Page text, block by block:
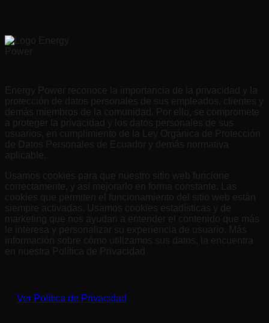
Energy Power reconoce la importancia de la privacidad y la
protección de datos personales de sus empleados, clientes y
demás miembros de la comunidad. Por ello, se compromete
a proteger la privacidad y los datos personales de sus
usuarios, en cumplimiento de la Ley Orgánica de Protección
de Datos Personales de Ecuador y demás normativa
aplicable.
Usamos cookies para que nuestro sitio web funcione
correctamente, y así mejorarlo en forma constante. Las
cookies que permiten el funcionamiento del sitio web están
siempre activadas. Usamos cookies estadísticas y de
marketing que nos ayudan a entender el contenido que más
le interesa y personalizar su experiencia de usuario. Más
información sobre cómo utilizamos sus datos, la encuentra
en nuestra Política de Privacidad
Ver Política de Privacidad